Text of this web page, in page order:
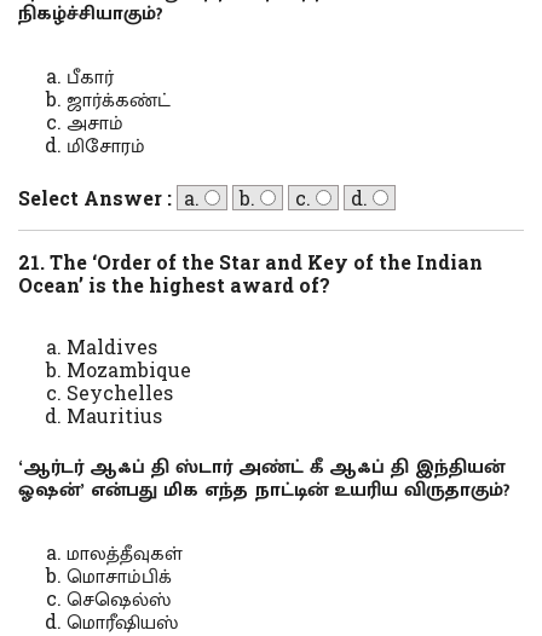
நிகழ்ச்சியாகும்?
பீகார்
ஜார்க்கண்ட்
அசாம்
மிசோரம்
Select Answer : a. b. c. d.
21. The ‘Order of the Star and Key of the Indian
Ocean’ is the highest award of?
Maldives
Mozambique
Seychelles
Mauritius
‘ஆர்டர் ஆஃப் தி ஸ்டார் அண்ட் கீ ஆஃப் தி இந்தியன்
ஓஷன்’ என்பது மிக எந்த நாட்டின் உயரிய விருதாகும்?
மாலத்தீவுகள்
மொசாம்பிக்
செஷெல்ஸ்
மொரீஷியஸ்